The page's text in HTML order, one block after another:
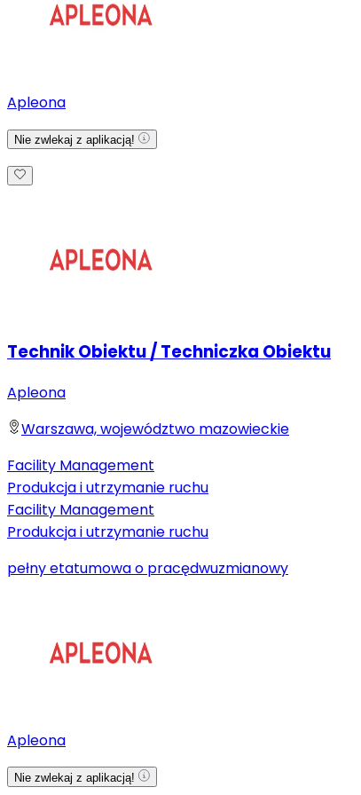
Apleona
Nie zwlekaj z aplikacją!
Technik Obiektu / Techniczka Obiektu
Apleona
Warszawa, województwo mazowieckie
Facility Management
Produkcja i utrzymanie ruchu
Facility Management
Produkcja i utrzymanie ruchu
pełny etatumowa o pracędwuzmianowy
Apleona
Nie zwlekaj z aplikacją!